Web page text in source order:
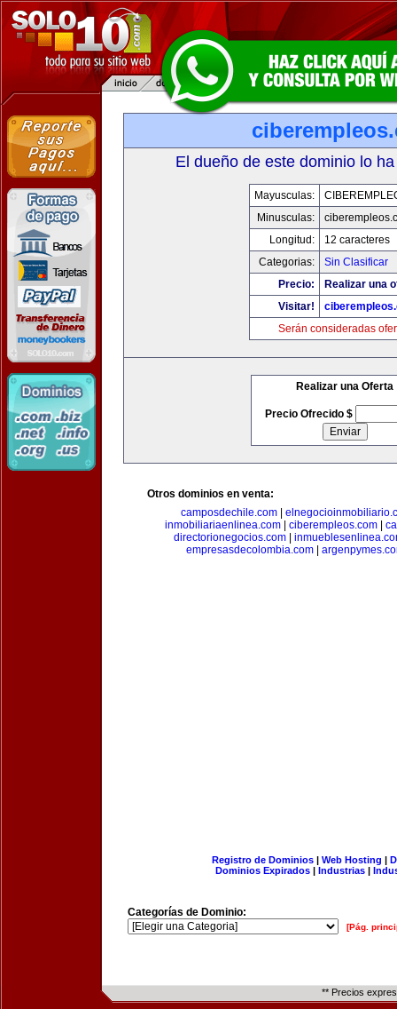
El dueño de este dominio lo
Mayusculas:
Minusculas:
Longitud:
12 caracteres
Categorias:
Sin Clasificar
Precio:
Realizar una
Visitar!
Serán consideradas
Realizar una Oferta
Precio Ofrecido $
Otros dominios en venta:
camposdechile.com
inmobiliariaenlinea.com| ciberempleos.com|
directorionegocios.com
empresasdecolombia.com|
Registro de Dominios| Web Hosting |
Dominios Expirados | Industrias |
Categorías de Dominio:
[Pág.
** Precios